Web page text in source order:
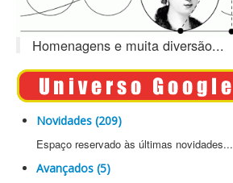
Homenagens e muita diversão...
Novidades (209)
Espaço reservado às últimas novidades...
Avançados (5)